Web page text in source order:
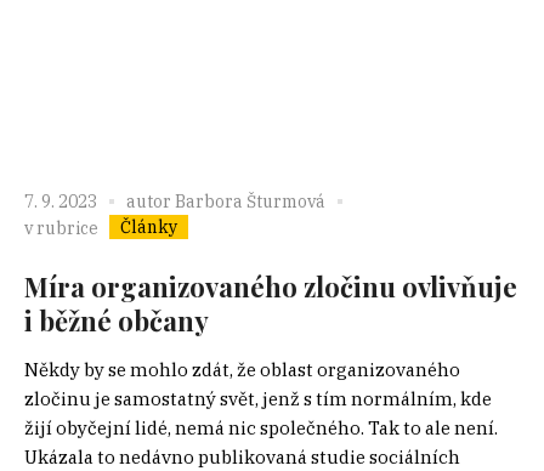
7. 9. 2023 autor Barbora Šturmová
v rubrice
Články
Míra organizovaného zločinu ovlivňuje
i běžné občany
Někdy by se mohlo zdát, že oblast organizovaného
zločinu je samostatný svět, jenž s tím normálním, kde
žijí obyčejní lidé, nemá nic společného. Tak to ale není.
Ukázala to nedávno publikovaná studie sociálních